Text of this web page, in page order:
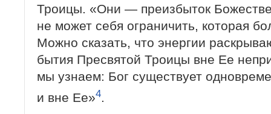
Троицы. «Они — преизбыток
не может себя ограничить, которая
Можно сказать, что энергии
бытия Пресвятой Троицы вне Ее
мы узнаем: Бог существует
и вне Ее»4.